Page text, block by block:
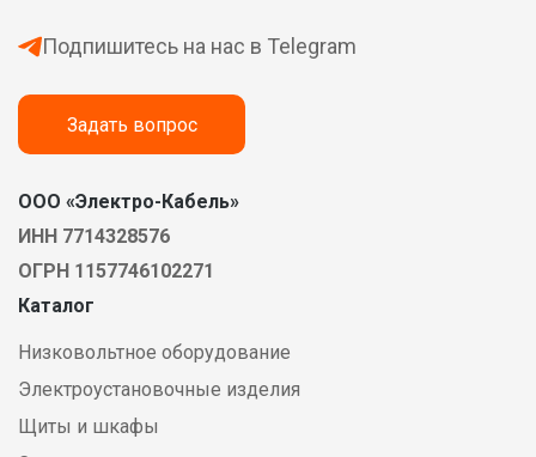
Подпишитесь на нас в Telegram
Задать вопрос
ООО «Электро-Кабель»
ИНН 7714328576
ОГРН 1157746102271
Каталог
Низковольтное оборудование
Электроустановочные изделия
Щиты и шкафы